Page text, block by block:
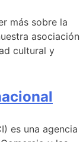
más sobre la
asociación
cultural y
es una agencia